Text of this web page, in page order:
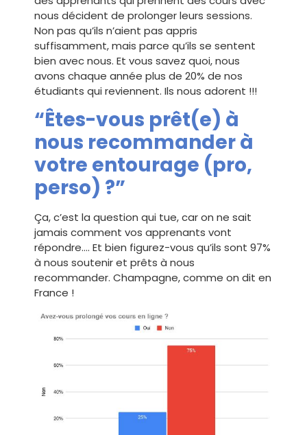
nous décident de prolonger leurs sessions.
Non pas qu’ils n’aient pas appris
suffisamment, mais parce qu’ils se sentent
bien avec nous. Et vous savez quoi, nous
avons chaque année plus de 20% de nos
étudiants qui reviennent. Ils nous adorent !!!
“Êtes-vous prêt(e) à
nous recommander à
votre entourage (pro,
perso) ?”
Ça, c’est la question qui tue, car on ne sait
jamais comment vos apprenants vont
répondre…. Et bien figurez-vous qu’ils sont 97%
à nous soutenir et prêts à nous
recommander. Champagne, comme on dit en
France !